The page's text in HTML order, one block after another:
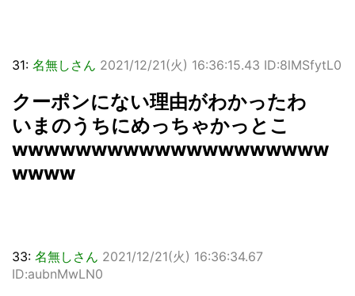
31: 名無しさん 2021/12/21(火) 16:36:15.43 ID:8lMSfytL0
クーポンにない理由がわかったわ
いまのうちにめっちゃかっとこ
wwwwwwwwwwwwwwwwwwww
wwww
33: 名無しさん 2021/12/21(火) 16:36:34.67
ID:aubnMwLN0